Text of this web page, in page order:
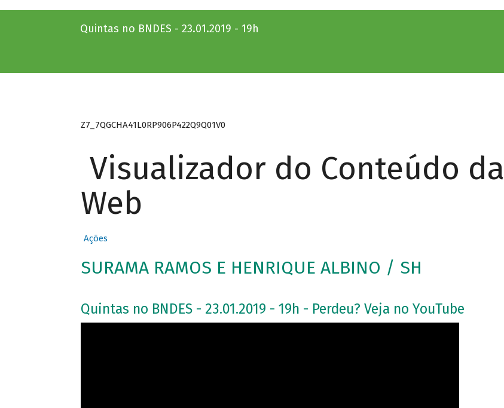
Quintas no BNDES - 23.01.2019 - 19h
Z7_7QGCHA41L0RP906P422Q9Q01V0
Visualizador do Conteúdo da
Web
Ações
SURAMA RAMOS E HENRIQUE ALBINO / SH
Quintas no BNDES - 23.01.2019 - 19h - Perdeu? Veja no YouTube